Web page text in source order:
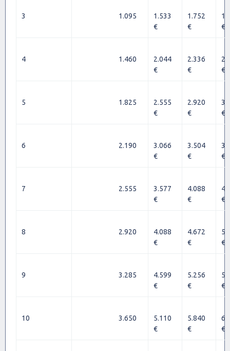
3 1.095
1.533
€
1.752
€
€
4 1.460
2.044
€
2.336
€
€
5 1.825
2.555
€
2.920
€
€
6 2.190
3.066
€
3.504
€
€
7 2.555
3.577
€
4.088
€
€
8 2.920
4.088
€
4.672
€
€
9 3.285
4.599
€
5.256
€
€
10 3.650
5.110
€
5.840
€
€